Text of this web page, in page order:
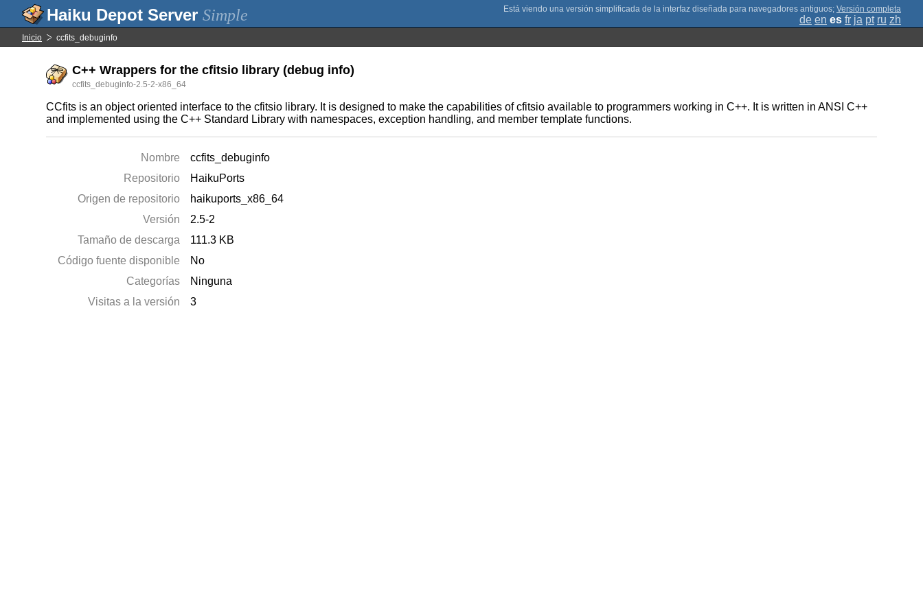
Simple ; Versión completa
de en es fr ja pt ru zh
Inicio ccfits_debuginfo
C++ Wrappers for the cfitsio library (debug info)
ccfits_debuginfo-2.5-2-x86_64
CCfits is an object oriented interface to the cfitsio library. It is designed to make the capabilities of cfitsio available to programmers working in C++. It is written in ANSI C++
and implemented using the C++ Standard Library with namespaces, exception handling, and member template functions.
Nombre
ccfits_debuginfo
Repositorio
HaikuPorts
Origen de repositorio
haikuports_x86_64
Versión
2.5-2
Tamaño de descarga
111.3 KB
Código fuente disponible
No
Categorías
Ninguna
Visitas a la versión
3